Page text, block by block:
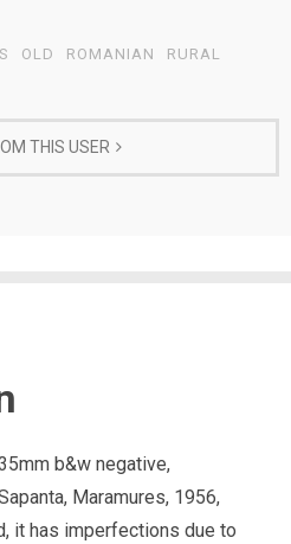
OLD ROMANIAN RURAL
THIS USER
b&w negative,
Maramures, 1956,
it has imperfections due to